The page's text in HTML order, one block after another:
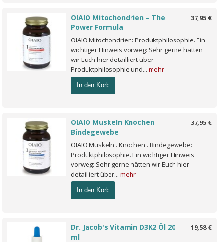
37,95 €
OIAIO Mitochondrien – The
Power Formula
OIAIO Mitochondrien: Produktphilosophie. Ein
wichtiger Hinweis vorweg: Sehr gerne hätten
wir Euch hier detailliert über
Produktphilosophie und... mehr
In den Korb
37,95 €
OIAIO Muskeln Knochen
Bindegewebe
OIAIO Muskeln . Knochen . Bindegewebe:
Produktphilosophie. Ein wichtiger Hinweis
vorweg: Sehr gerne hätten wir Euch hier
detailliert über... mehr
In den Korb
19,58 €
Dr. Jacob's Vitamin D3K2 Öl 20
ml